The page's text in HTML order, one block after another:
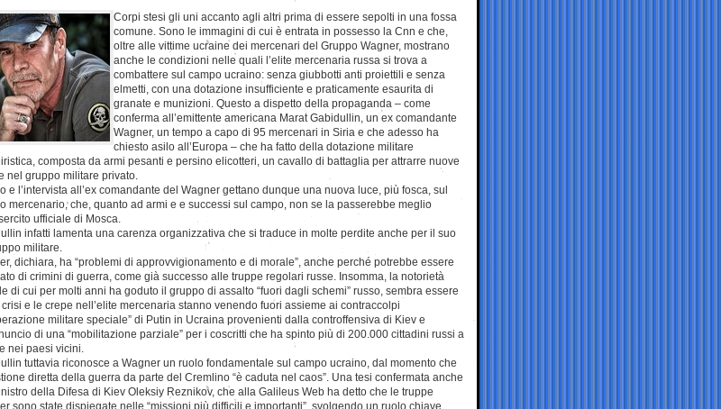
Corpi stesi gli uni accanto agli altri prima di essere sepolti in una fossa
comune. Sono le immagini di cui è entrata in possesso la Cnn e che,
oltre alle vittime ucraine dei mercenari del Gruppo Wagner, mostrano
anche le condizioni nelle quali l’elite mercenaria russa si trova a
combattere sul campo ucraino: senza giubbotti anti proiettili e senza
elmetti, con una dotazione insufficiente e praticamente esaurita di
granate e munizioni. Questo a dispetto della propaganda – come
conferma all’emittente americana Marat Gabidullin, un ex comandante
Wagner, un tempo a capo di 95 mercenari in Siria e che adesso ha
chiesto asilo all’Europa – che ha fatto della dotazione militare
composta da armi pesanti e persino elicotteri, un cavallo di battaglia per attrarre nuove
nel gruppo militare privato.
e l’intervista all’ex comandante del Wagner gettano dunque una nuova luce, più fosca, sul
mercenario, che, quanto ad armi e e successi sul campo, non se la passerebbe meglio
ufficiale di Mosca.
infatti lamenta una carenza organizzativa che si traduce in molte perdite anche per il suo
militare.
dichiara, ha “problemi di approvvigionamento e di morale”, anche perché potrebbe essere
di crimini di guerra, come già successo alle truppe regolari russe. Insomma, la notorietà
di cui per molti anni ha goduto il gruppo di assalto “fuori dagli schemi” russo, sembra essere
e le crepe nell’elite mercenaria stanno venendo fuori assieme ai contraccolpi
militare speciale” di Putin in Ucraina provenienti dalla controffensiva di Kiev e
di una “mobilitazione parziale” per i coscritti che ha spinto più di 200.000 cittadini russi a
nei paesi vicini.
tuttavia riconosce a Wagner un ruolo fondamentale sul campo ucraino, dal momento che
diretta della guerra da parte del Cremlino “è caduta nel caos”. Una tesi confermata anche
della Difesa di Kiev Oleksiy Reznikov, che alla Galileus Web ha detto che le truppe
sono state dispiegate nelle “missioni più difficili e importanti”, svolgendo un ruolo chiave